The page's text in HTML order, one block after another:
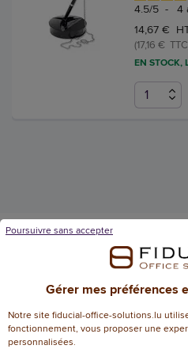
4.5/5 - 4
14,67 €
(17,16 €
EN STOCK,
Fiducial Office
Français
Gérer mes préférences
Notre site fiducial-office-solutions.lu
fonctionnement, vous proposer une
personnalisées.
Poursuivre sans accepter